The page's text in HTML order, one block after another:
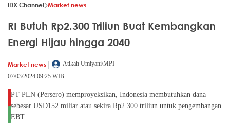
IDX Channel Market news
RI Butuh Rp2.300 Triliun Buat Kembangkan
Energi Hijau hingga 2040
Market news |
Atikah Umiyani/MPI
07/03/2024 09:25 WIB
PT PLN (Persero) memproyeksikan, Indonesia membutuhkan dana
sebesar USD152 miliar atau sekira Rp2.300 triliun untuk pengembangan
EBT.